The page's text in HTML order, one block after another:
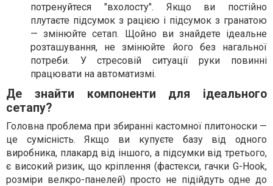
потренуйтеся "вхолосту". Якщо ви постійно
плутаєте підсумок з рацією і підсумок з гранатою
— змінюйте сетап. Щойно ви знайдете ідеальне
розташування, не змінюйте його без нагальної
потреби. У стресовій ситуації руки повинні
працювати на автоматизмі.
Де знайти компоненти для ідеального
сетапу?
Головна проблема при збиранні кастомної плитоноски —
це сумісність. Якщо ви купуєте базу від одного
виробника, плакард від іншого, а підсумки від третього,
є високий ризик, що кріплення (фастекси, гачки G-Hook,
розміри велкро-панелей) просто не підійдуть одне до